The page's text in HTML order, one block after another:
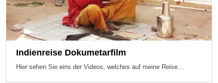
Indienreise Dokumetarfilm
Hier sehen Sie eins der Videos, welches auf meine Reise…